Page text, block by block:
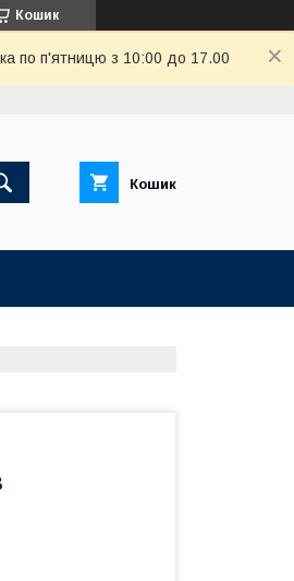
Кошик
по п'ятницю з 10:00 до 17.00
Кошик